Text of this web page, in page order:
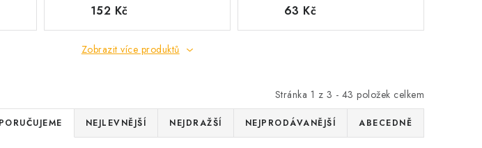
152 Kč 63 Kč
Zobrazit více produktů
Stránka 1 z 3 - 43 položek celkem
NEJLEVNĚJŠÍ NEJDRAŽŠÍ NEJPRODÁVANĚJŠÍ ABECEDNĚ